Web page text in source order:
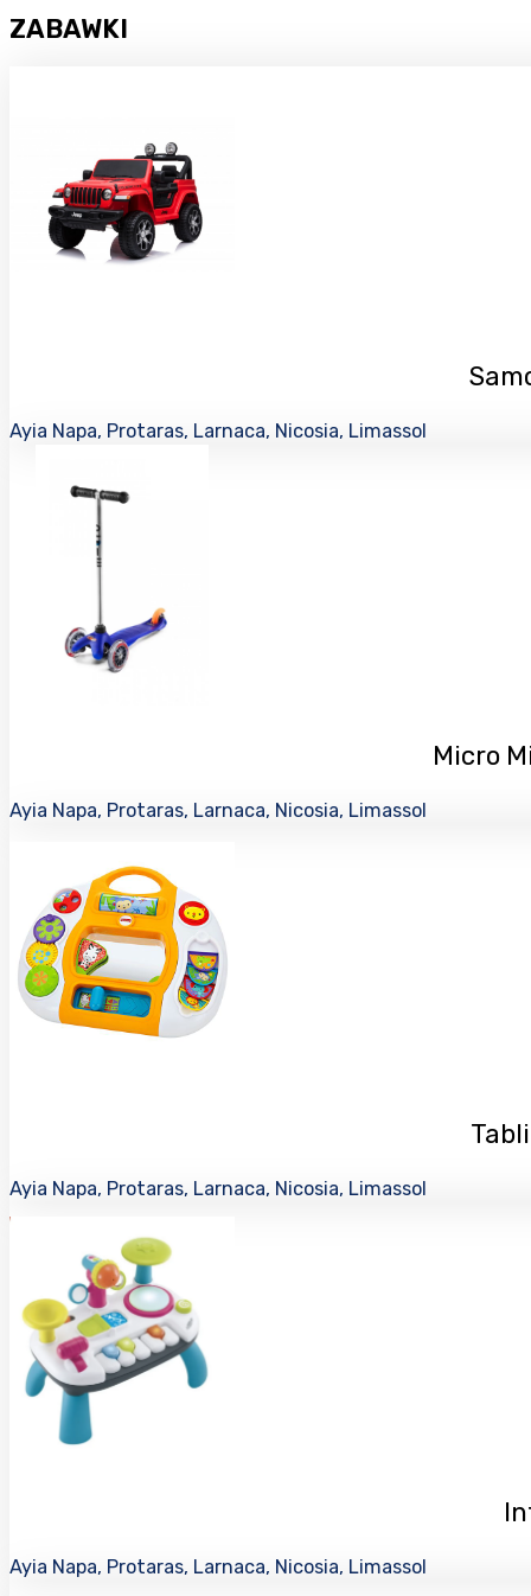
ZABAWKI
Ayia Napa, Protaras, Larnaca, Nicosia, Limassol
Micro
Ayia Napa, Protaras, Larnaca, Nicosia, Limassol
Ayia Napa, Protaras, Larnaca, Nicosia, Limassol
Ayia Napa, Protaras, Larnaca, Nicosia, Limassol